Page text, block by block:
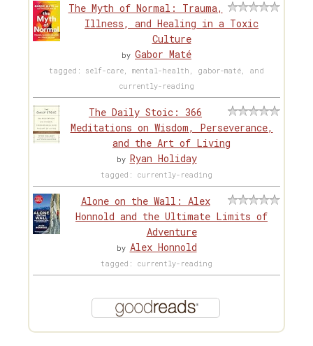
The Myth of Normal: Trauma,
Illness, and Healing in a Toxic
Culture
by Gabor Maté
tagged: self-care, mental-health, gabor-maté, and
currently-reading
The Daily Stoic: 366
Meditations on Wisdom, Perseverance,
and the Art of Living
by Ryan Holiday
tagged: currently-reading
Alone on the Wall: Alex
Honnold and the Ultimate Limits of
Adventure
by Alex Honnold
tagged: currently-reading